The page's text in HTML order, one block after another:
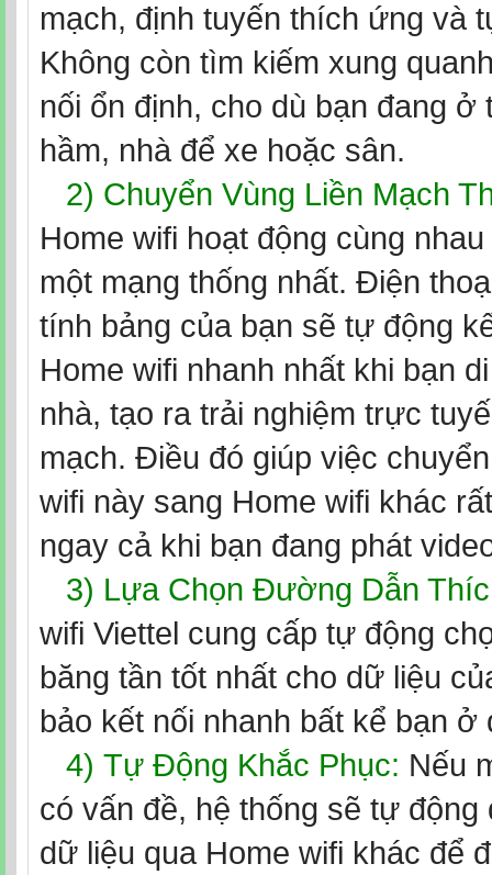
mạch, định tuyến thích ứng và
Không còn tìm kiếm xung
nối ổn định, cho dù bạn đang ở
hầm, nhà để xe hoặc sân.
2) Chuyển Vùng Liền Mạch
Home wifi hoạt động cùng
một mạng thống nhất. Điện
tính bảng của bạn sẽ tự động
Home wifi nhanh nhất khi bạn
nhà, tạo ra trải nghiệm trực
mạch. Điều đó giúp việc
wifi này sang Home wifi khác
ngay cả khi bạn đang phát
3) Lựa Chọn Đường Dẫn
wifi Viettel cung cấp tự động
băng tần tốt nhất cho dữ liệu
bảo kết nối nhanh bất kể bạn ở
4) Tự Động Khắc Phục: Nếu
có vấn đề, hệ thống sẽ tự động
dữ liệu qua Home wifi khác để